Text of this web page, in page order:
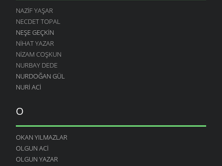
NAZIF YAŞAR
NECDET TOPAL
NEŞE GEÇKIN
NIHAT YAZAR
NIZAM COŞKUN
NURBAY DEDE
NURDOĞAN GÜL
NURI ACI
O
OKAN YILMAZLAR
OLGUN ACI
OLGUN YAZAR